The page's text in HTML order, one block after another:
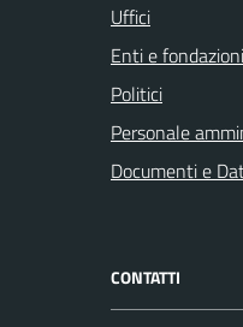
Uffici
Enti e fondazioni
Politici
Personale
Documenti e
CONTATTI